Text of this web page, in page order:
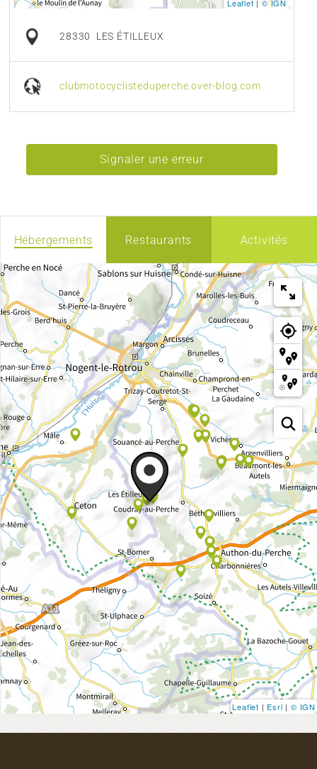
Leaflet| © IGN
28330 LES ÉTILLEUX
clubmotocyclisteduperche.over-blog.com
Signaler une erreur
Hébergements Restaurants Activités
Leaflet | Esri | © IGN